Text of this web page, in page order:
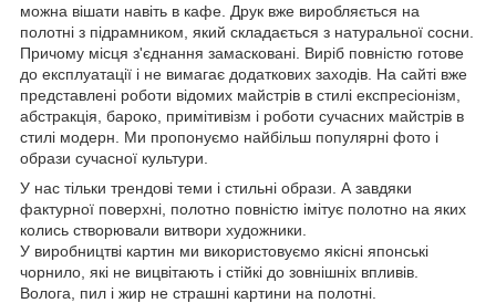
можна вішати навіть в кафе. Друк вже виробляється на
полотні з підрамником, який складається з натуральної сосни.
Причому місця з'єднання замасковані. Виріб повністю готове
до експлуатації і не вимагає додаткових заходів. На сайті вже
представлені роботи відомих майстрів в стилі експресіонізм,
абстракція, бароко, примітивізм і роботи сучасних майстрів в
стилі модерн. Ми пропонуємо найбільш популярні фото і
образи сучасної культури.
У нас тільки трендові теми і стильні образи. А завдяки
фактурної поверхні, полотно повністю імітує полотно на яких
колись створювали витвори художники.
У виробництві картин ми використовуємо якісні японські
чорнило, які не вицвітають і стійкі до зовнішніх впливів.
Волога, пил і жир не страшні картини на полотні.